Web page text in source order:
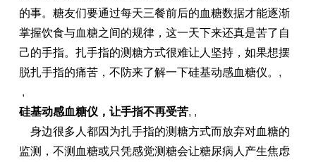
的事。糖友们要通过每天三餐前后的血糖数据才能逐渐
掌握饮食与血糖之间的规律，这一天下来还真是苦了自
己的手指。扎手指的测糖方式很难让人坚持，如果想摆
脱扎手指的痛苦，不防来了解一下硅基动感血糖仪。 ,
,
硅基动感血糖仪，让手指不再受苦, ,
身边很多人都因为扎手指的测糖方式而放弃对血糖的
监测，不测血糖或只凭感觉测糖会让糖尿病人产生焦虑